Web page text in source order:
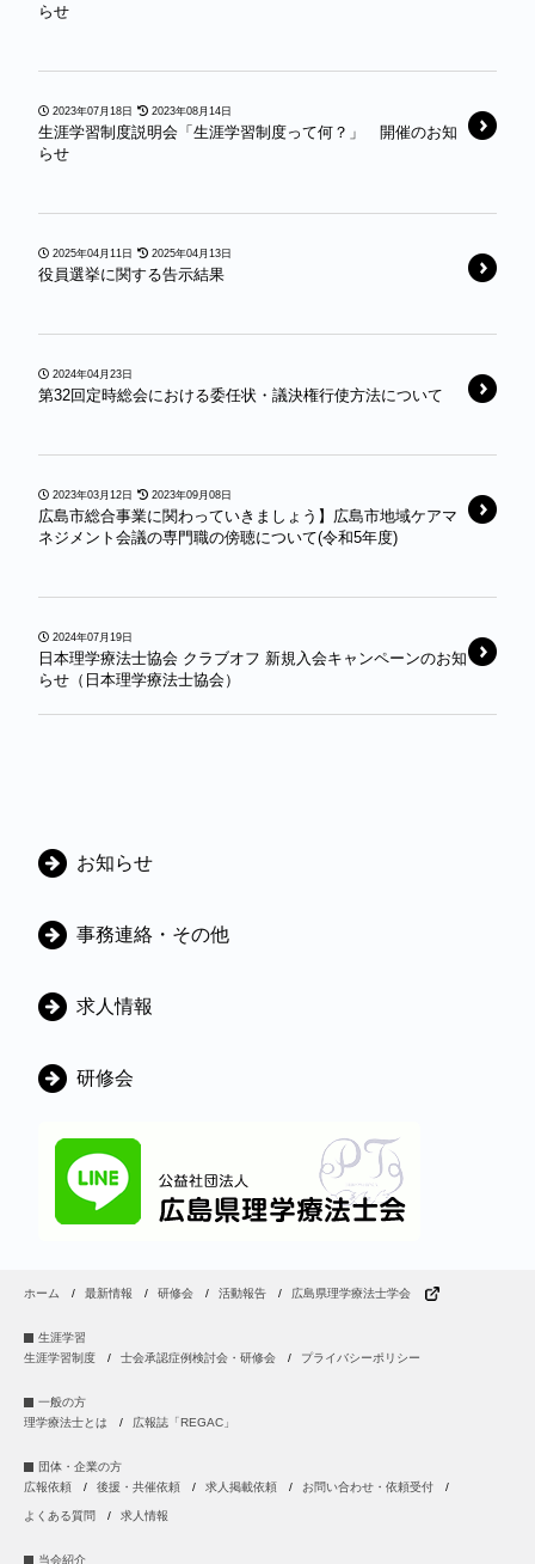
らせ
2023年07月18日 2023年08月14日
生涯学習制度説明会「生涯学習制度って何？」 開催のお知
らせ
2025年04月11日 2025年04月13日
役員選挙に関する告示結果
2024年04月23日
第32回定時総会における委任状・議決権行使方法について
2023年03月12日 2023年09月08日
広島市総合事業に関わっていきましょう】広島市地域ケアマ
ネジメント会議の専門職の傍聴について(令和5年度)
2024年07月19日
日本理学療法士協会 クラブオフ 新規入会キャンペーンのお知
らせ（日本理学療法士協会）
カ
ゴ
ー
お知らせ
事務連絡・その他
求人情報
研修会
ホーム 最新情報 研修会 活動報告 広島県理学療法士学会
生涯学習
生涯学習制度
士会承認症例検討会・研修会 プライバシーポリシー
一般の方
理学療法士とは
広報誌「REGAC」
団体・企業の方
広報依頼
後援・共催依頼 求人掲載依頼 お問い合わせ・依頼受付
よくある質問 求人情報
当会紹介